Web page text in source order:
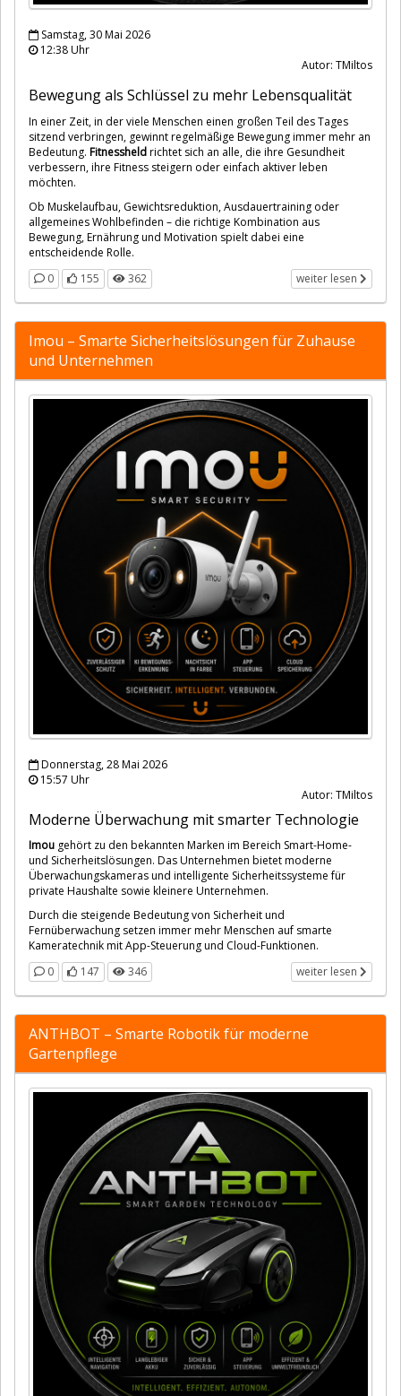
Samstag, 30 Mai 2026
12:38 Uhr
Autor: TMiltos
Bewegung als Schlüssel zu mehr Lebensqualität
In einer Zeit, in der viele Menschen einen großen Teil des Tages
sitzend verbringen, gewinnt regelmäßige Bewegung immer mehr an
Bedeutung. Fitnessheldrichtet sich an alle, die ihre Gesundheit
verbessern, ihre Fitness steigern oder einfach aktiver leben
möchten.
Ob Muskelaufbau, Gewichtsreduktion, Ausdauertraining oder
allgemeines Wohlbefinden – die richtige Kombination aus
Bewegung, Ernährung und Motivation spielt dabei eine
entscheidende Rolle.
0
155 362 weiter lesen
Imou – Smarte Sicherheitslösungen für Zuhause
und Unternehmen
Donnerstag, 28 Mai 2026
15:57 Uhr
Autor: TMiltos
Moderne Überwachung mit smarter Technologie
Imou gehört zu den bekannten Marken im Bereich Smart-Home-
und Sicherheitslösungen. Das Unternehmen bietet moderne
Überwachungskameras und intelligente Sicherheitssysteme für
private Haushalte sowie kleinere Unternehmen.
Durch die steigende Bedeutung von Sicherheit und
Fernüberwachung setzen immer mehr Menschen auf smarte
Kameratechnik mit App-Steuerung und Cloud-Funktionen.
0
147 346 weiter lesen
ANTHBOT – Smarte Robotik für moderne
Gartenpflege